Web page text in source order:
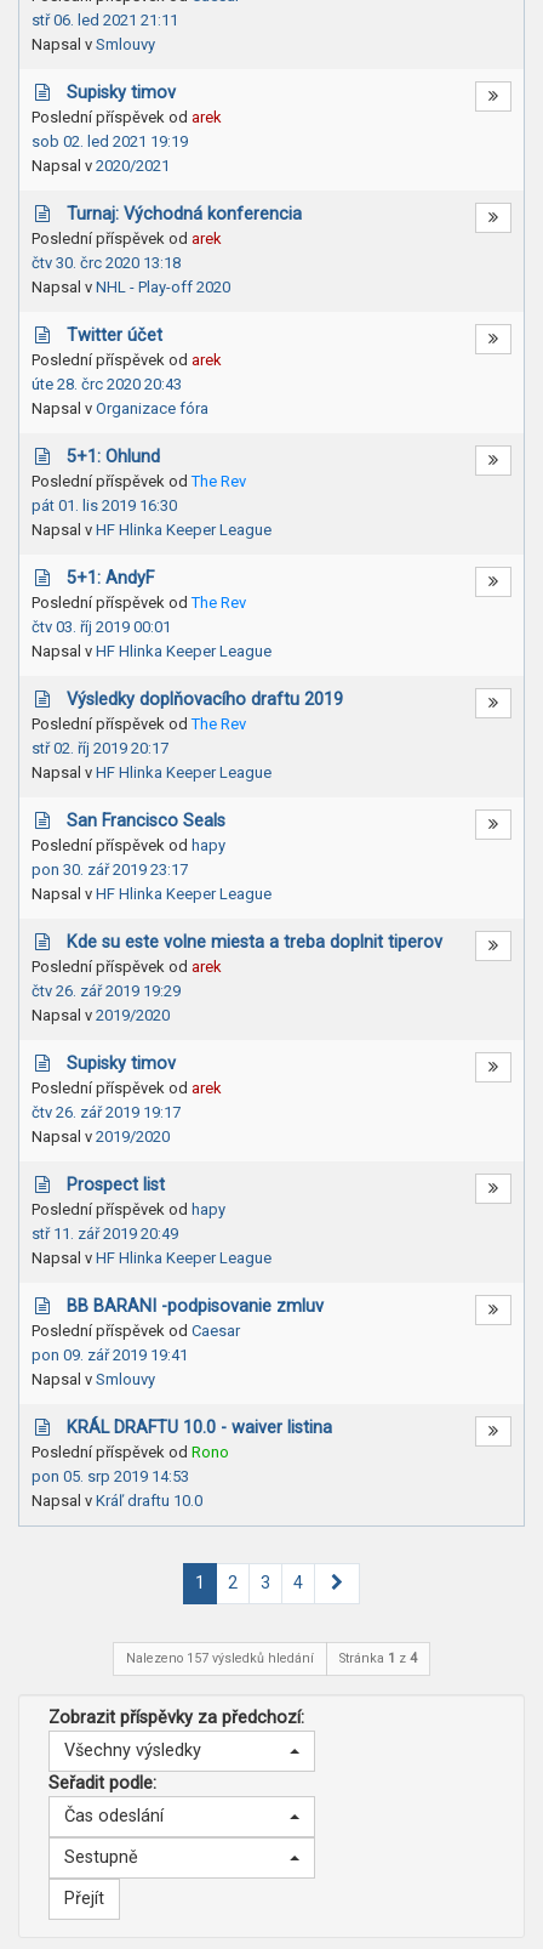
stř 06. led 2021 21:11
Napsal v Smlouvy
Supisky timov
Poslední příspěvek od arek
sob 02. led 2021 19:19
Napsal v 2020/2021
Turnaj: Východná konferencia
Poslední příspěvek od arek
čtv 30. črc 2020 13:18
Napsal v NHL - Play-off 2020
Twitter účet
Poslední příspěvek od arek
úte 28. črc 2020 20:43
Napsal v Organizace fóra
5+1: Ohlund
Poslední příspěvek odThe Rev
pát 01. lis 2019 16:30
Napsal v HF Hlinka Keeper League
5+1: AndyF
Poslední příspěvek odThe Rev
čtv 03. říj 2019 00:01
Napsal v HF Hlinka Keeper League
Výsledky doplňovacího draftu 2019
Poslední příspěvek odThe Rev
stř 02. říj 2019 20:17
Napsal v HF Hlinka Keeper League
San Francisco Seals
Poslední příspěvek od hapy
pon 30. zář 2019 23:17
Napsal v HF Hlinka Keeper League
Kde su este volne miesta a treba doplnit tiperov
Poslední příspěvek od arek
čtv 26. zář 2019 19:29
Napsal v 2019/2020
Supisky timov
Poslední příspěvek od arek
čtv 26. zář 2019 19:17
Napsal v 2019/2020
Prospect list
Poslední příspěvek od hapy
stř 11. zář 2019 20:49
Napsal v HF Hlinka Keeper League
BB BARANI -podpisovanie zmluv
Poslední příspěvek od Caesar
pon 09. zář 2019 19:41
Napsal v Smlouvy
KRÁL DRAFTU 10.0 - waiver listina
Poslední příspěvek od Rono
pon 05. srp 2019 14:53
Napsal v Kráľ draftu 10.0
1 2 3 4 Další
Nalezeno 157 výsledků hledání Stránka 1 z 4
Zobrazit příspěvky za předchozí:
Všechny výsledky
Seřadit podle:
Čas odeslání
Sestupně